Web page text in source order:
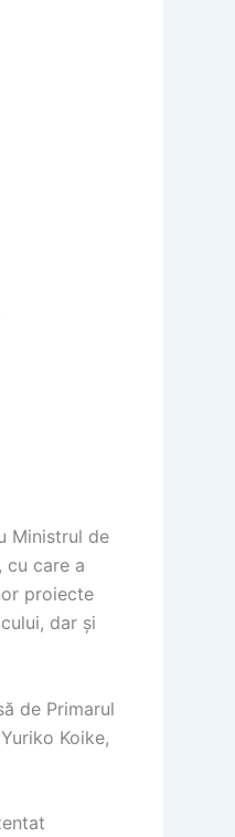
Ministrul de
cu care a
proiecte
dar și
de Primarul
Koike,